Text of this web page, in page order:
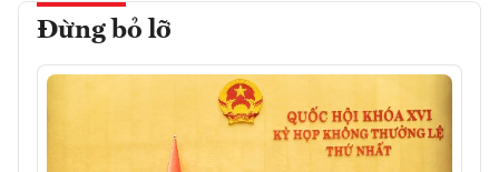
Đừng bỏ lỡ